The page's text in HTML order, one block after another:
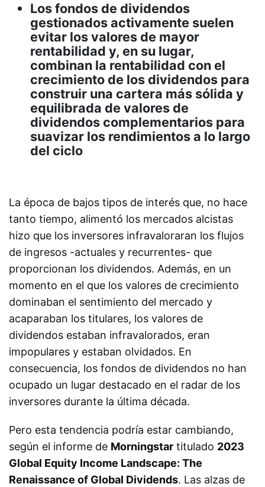
Los fondos de dividendos
gestionados activamente suelen
evitar los valores de mayor
rentabilidad y, en su lugar,
combinan la rentabilidad con el
crecimiento de los dividendos para
construir una cartera más sólida y
equilibrada de valores de
dividendos complementarios para
suavizar los rendimientos a lo largo
del ciclo
La época de bajos tipos de interés que, no hace
tanto tiempo, alimentó los mercados alcistas
hizo que los inversores infravaloraran los flujos
de ingresos -actuales y recurrentes- que
proporcionan los dividendos. Además, en un
momento en el que los valores de crecimiento
dominaban el sentimiento del mercado y
acaparaban los titulares, los valores de
dividendos estaban infravalorados, eran
impopulares y estaban olvidados. En
consecuencia, los fondos de dividendos no han
ocupado un lugar destacado en el radar de los
inversores durante la última década.
Pero esta tendencia podría estar cambiando,
según el informe de Morningstar titulado 2023
Global Equity Income Landscape: The
Renaissance of Global Dividends. Las alzas de